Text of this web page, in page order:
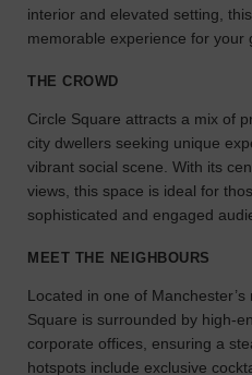
espace
en
?
notre
moteur
de
recherche
pour
l'espace
pour
votre
projet.
interior and elevated setting,
memorable experience for your
THE CROWD
Circle Square attracts a mix of
city dwellers seeking unique
vibrant social scene. With its
views, this space is ideal for
sophisticated and engaged
MEET THE NEIGHBOURS
Located in one of
Square is surrounded by high-
corporate offices, ensuring a
hotspots include exclusive